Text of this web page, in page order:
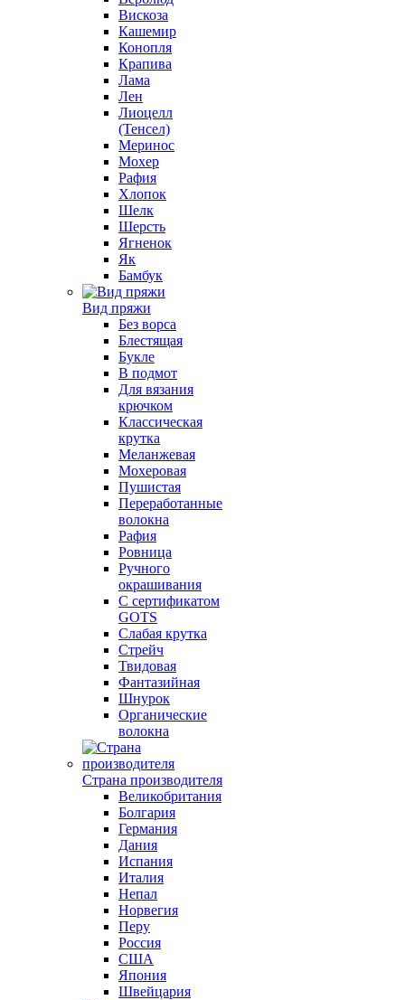
Вискоза
Кашемир
Конопля
Крапива
Лама
Лен
Лиоцелл
(Тенсел)
Меринос
Мохер
Рафия
Хлопок
Шелк
Шерсть
Ягненок
Як
Бамбук
Вид пряжи
Без ворса
Блестящая
Букле
В подмот
Для вязания
крючком
Классическая
крутка
Меланжевая
Мохеровая
Пушистая
Переработанные
волокна
Рафия
Ровница
Ручного
окрашивания
С сертификатом
GOTS
Слабая крутка
Стрейч
Твидовая
Фантазийная
Шнурок
Органические
волокна
Страна производителя
Великобритания
Болгария
Германия
Дания
Испания
Италия
Непал
Норвегия
Перу
Россия
США
Япония
Швейцария